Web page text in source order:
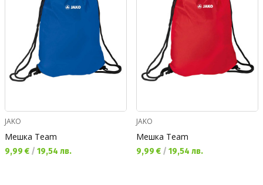
JAKO
Мешка Team
Текуща цена:
9,99 € / 19,54 лв.
JAKO
Мешка Team
Текуща цена:
9,99 € / 19,54 лв.